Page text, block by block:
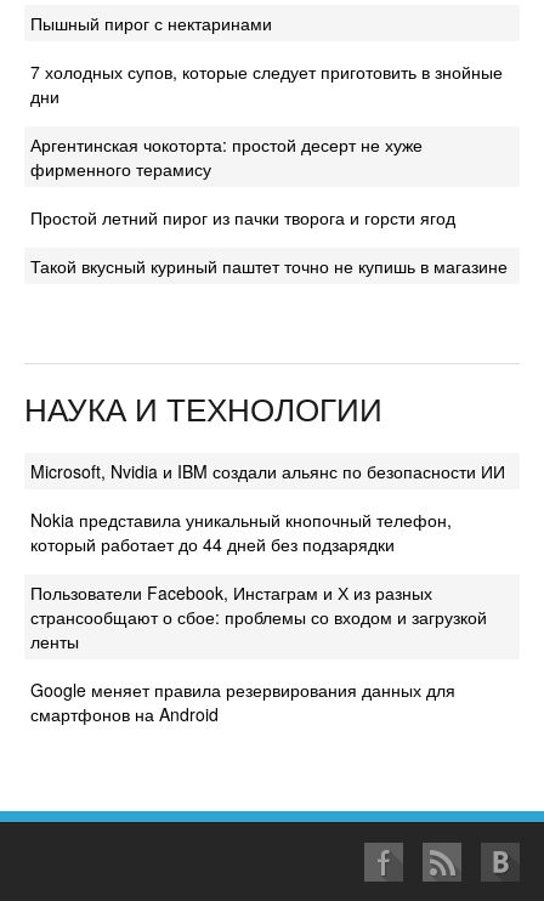
Пышный пирог с нектаринами
7 холодных супов, которые следует приготовить в знойные
дни
Аргентинская чокоторта: простой десерт не хуже
фирменного терамису
Простой летний пирог из пачки творога и горсти ягод
Такой вкусный куриный паштет точно не купишь в магазине
НАУКА И ТЕХНОЛОГИИ
Microsoft, Nvidia и IBM создали альянс по безопасности ИИ
Nokia представила уникальный кнопочный телефон,
который работает до 44 дней без подзарядки
Пользователи Facebook, Инстаграм и Х из разных
странсообщают о сбое: проблемы со входом и загрузкой
ленты
Google меняет правила резервирования данных для
смартфонов на Android